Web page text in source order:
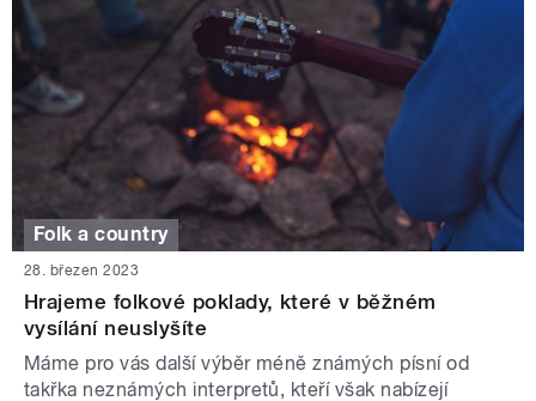
Folk a country
28. březen 2023
Hrajeme folkové poklady, které v běžném
vysílání neuslyšíte
Máme pro vás další výběr méně známých písní od
takřka neznámých interpretů, kteří však nabízejí